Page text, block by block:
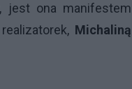
jest ona manifestem
Michaliną